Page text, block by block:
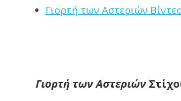
Γιορτή των Αστεριών
Γιορτή των Αστεριών